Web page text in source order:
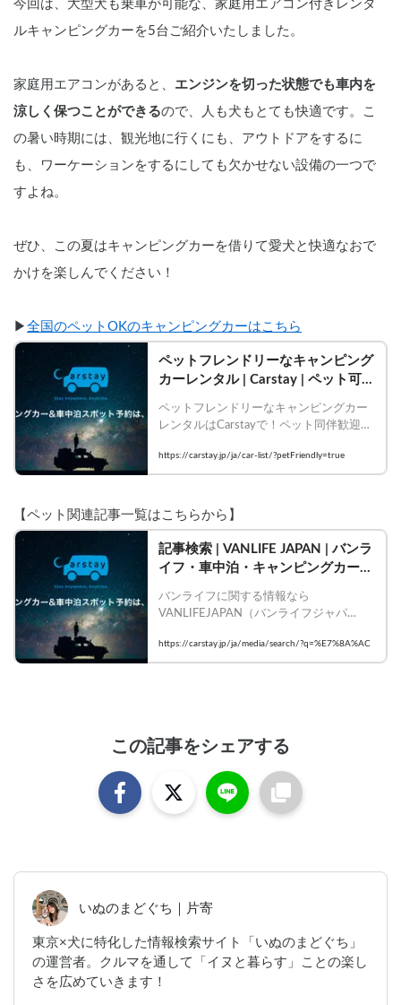
今回は、大型犬も乗車が可能な、家庭用エアコン付きレンタ
ルキャンピングカーを5台ご紹介いたしました。
家庭用エアコンがあると、 エンジンを切った状態でも車内を
涼しく保つことができるので、人も犬もとても快適です。こ
の暑い時期には、観光地に行くにも、アウトドアをするに
も、ワーケーションをするにしても欠かせない設備の一つで
すよね。
ぜひ、この夏はキャンピングカーを借りて愛犬と快適なおで
かけを楽しんでください！
▶︎ 全国のペットOKのキャンピングカーはこちら
ペットフレンドリーなキャンピング
カーレンタル | Carstay | ペット可の
ペットフレンドリーなキャンピングカー
レンタルはCarstayで！ペット同伴歓迎の
すぐ予約！ | ペット可のキャンピングカ
ー一覧
https://carstay.jp/ja/car-list/?petFriendly=true
【ペット関連記事一覧はこちらから】
記事検索 | VANLIFE JAPAN | バンラ
イフ・車中泊・キャンピングカーの
情報メディア
バンライフに関する情報なら
VANLIFEJAPAN（バンライフジャパ
する情報や、バンライフを実践している
人に出会えるウェブメディアです。
https://carstay.jp/ja/media/search/?q=%E7%8A%AC
この記事をシェアする
いぬのまどぐち｜片寄
東京×犬に特化した情報検索サイト「いぬのまどぐち」
の運営者。クルマを通して「イヌと暮らす」ことの楽し
さを広めていきます！